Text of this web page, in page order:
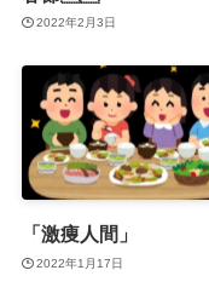
2022年2月3日
「激痩人間」
2022年1月17日